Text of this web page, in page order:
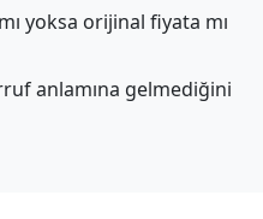
yoksa orijinal fiyata mı
anlamına gelmediğini